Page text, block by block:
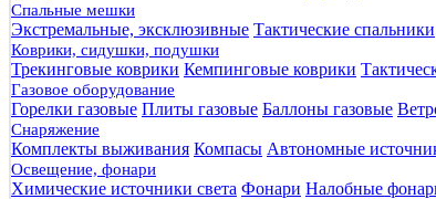
Спальные мешки
Экстремальные, эксклюзивные Тактические спальники
Коврики, сидушки, подушки
Трекинговые коврики Кемпинговые коврики
Газовое оборудование
Горелки газовые Плиты газовые Баллоны газовые
Снаряжение
Комплекты выживания Компасы Автономные
Освещение, фонари
Химические источники света Фонари Налобные